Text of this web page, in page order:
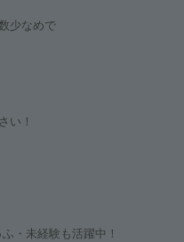
少なめで
い！
・未経験も活躍中！